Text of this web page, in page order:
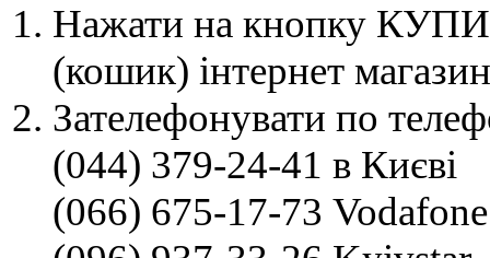
Нажати на кнопку
(кошик) інтернет
Зателефонувати по
(044) 379-24-41 в Києві
(066) 675-17-73 Vodafone